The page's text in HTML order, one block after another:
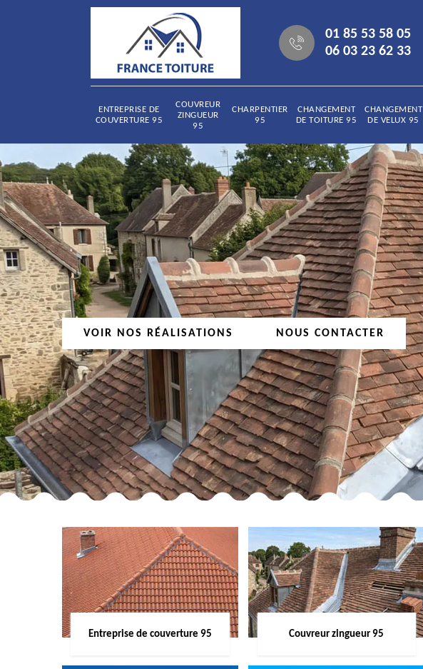
01 85 53 58 05
06 03 23 62 33
ENTREPRISE DE
COUVERTURE 95
COUVREUR
ZINGUEUR
95
CHARPENTIER
95
CHANGEMENT
DE TOITURE 95
CHANGEMENT
DE VELUX 95
VOIR NOS RÉALISATIONS NOUS CONTACTER
Entreprise de couverture 95 Couvreur zingueur 95